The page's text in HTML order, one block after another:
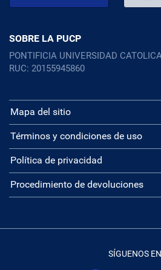
SOBRE LA PUCP
PONTIFICIA UNIVERSIDAD
RUC: 20155945860
Mapa del sitio
Términos y condiciones de uso
Política de privacidad
Procedimiento de devoluciones
SÍGUENOS